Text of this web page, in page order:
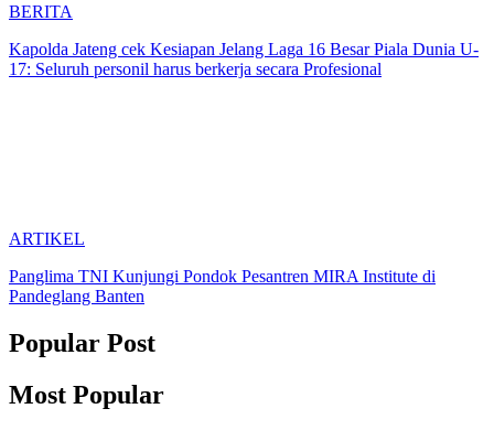
BERITA
Kapolda Jateng cek Kesiapan Jelang Laga 16 Besar Piala Dunia U-
17: Seluruh personil harus berkerja secara Profesional
ARTIKEL
Panglima TNI Kunjungi Pondok Pesantren MIRA Institute di
Pandeglang Banten
Popular Post
Most Popular